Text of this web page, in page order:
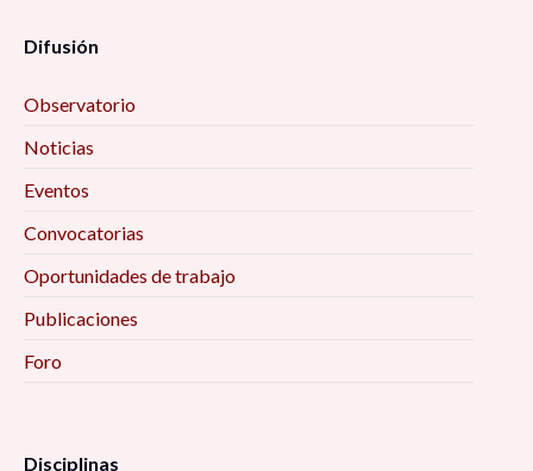
Difusión
Observatorio
Noticias
Eventos
Convocatorias
Oportunidades de trabajo
Publicaciones
Foro
Disciplinas